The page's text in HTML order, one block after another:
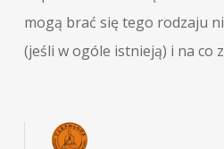
mogą brać się tego rodzaju
(jeśli w ogóle istnieją) i na co